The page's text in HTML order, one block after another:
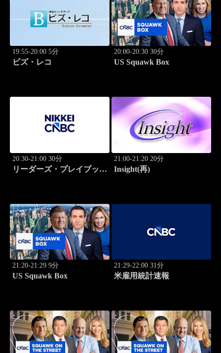
19:55-20:00 5分
ビズ・レコ
20:00-20:30 30分
US Squawk Box
20:30-21:00 30分
リーダーズ・プレイブック
21:00-21:20 20分
Insight(再)
21:20-21:29 9分
US Squawk Box
21:29-22:00 31分
米雇用統計速報